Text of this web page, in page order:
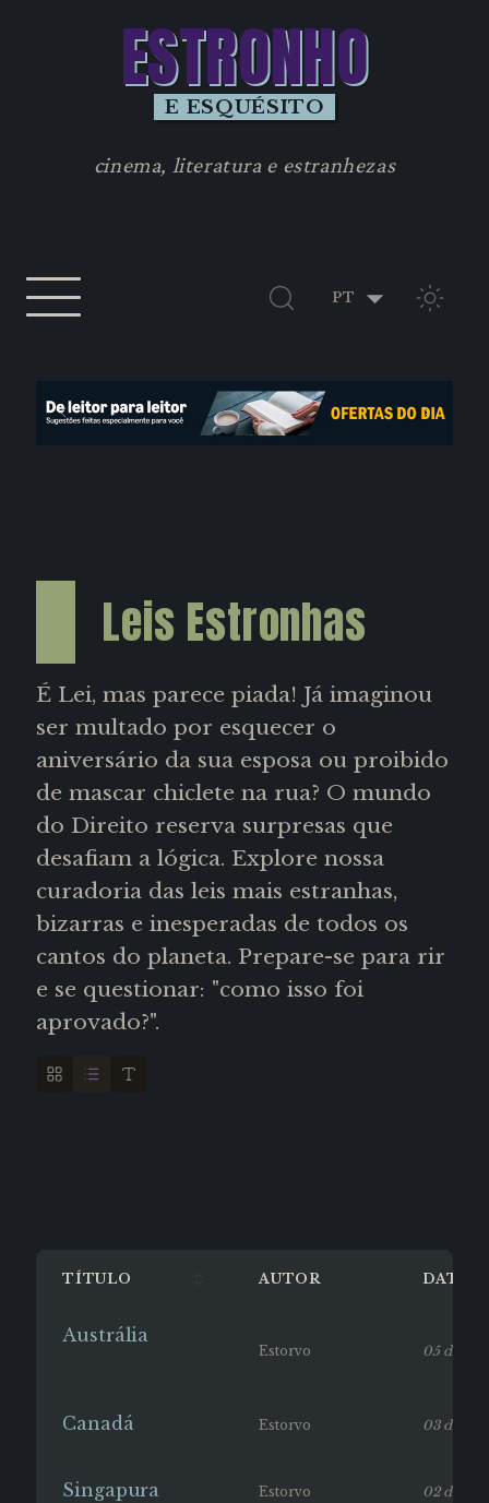
ESTRONHO
E ESQUÉSITO
cinema, literatura e estranhezas
TEMA
Leis Estronhas
É Lei, mas parece piada! Já imaginou
ser multado por esquecer o
aniversário da sua esposa ou proibido
de mascar chiclete na rua? O mundo
do Direito reserva surpresas que
desafiam a lógica. Explore nossa
curadoria das leis mais estranhas,
bizarras e inesperadas de todos os
cantos do planeta. Prepare-se para rir
e se questionar: "como isso foi
aprovado?".
TÍTULO AUTOR DATA
Austrália
Estorvo 05 de
Canadá Estorvo 03 de
Singapura Estorvo 02 de